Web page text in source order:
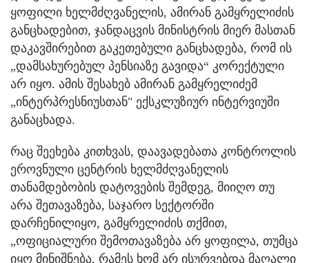
ყოფილი ხელმძღვანელის, ამირან გამყრელიძის
განცხადებით, ჯანდაცვის მინისტრის მიერ მასთან
დაკავშირებით გაკეთებული განცხადება, რომ ის
„დამსახურებულ პენსიაზე გავიდა“ კორექტული
არ იყო. ამის შესახებ ამირან გამყრელიძემ
„ინტერპრესნიუსთან" ექსკლუზიურ ინტერვიუში
განაცხადა.
რაც შეეხება კითხვას, დაავადებათა კონტროლის
ეროვნული ცენტრის ხელმძღვანელის
თანამდებობის დატოვების შემდეგ, მიიღო თუ
არა შეთავაზება, საჯარო სექტორში
დარჩენილიყო, გამყრელიძის თქმით,
„ოფიციალური შემოთავაზება არ ყოფილა, თუმცა
იყო მინიშნება, რამეს ხომ არ ისურვებდა მაღალი